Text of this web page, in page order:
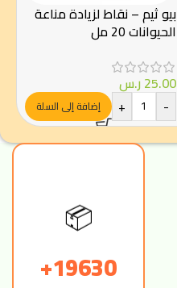
بيو ثيم – نقاط لزيادة مناعة
الحيوانات 20 مل
25.00ر.س
-
+ إضافة إلى السلة
📦
19630+